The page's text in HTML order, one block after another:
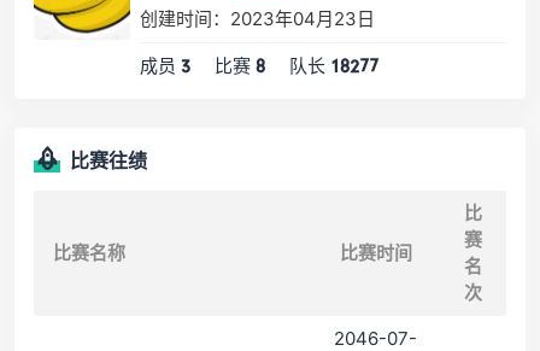
创建时间：2023年04月23日
成员 3 比赛 8 队长 18277
比赛往绩
比赛名称 比赛时间
比
赛
名
次
2046-07-